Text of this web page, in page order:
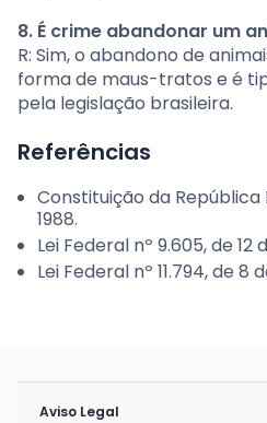
8. É crime abandonar um
R: Sim, o abandono de
forma de maus-tratos e é
pela legislação brasileira.
Referências
Constituição da
1988.
Lei Federal nº 9.605, de 12
Lei Federal nº 11.794, de 8
Aviso Legal